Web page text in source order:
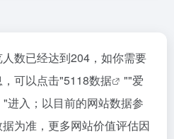
数已经达到204，如你需要
可以点击"5118数据 ""爱
"进入；以目前的网站数据参
为准，更多网站价值评估因